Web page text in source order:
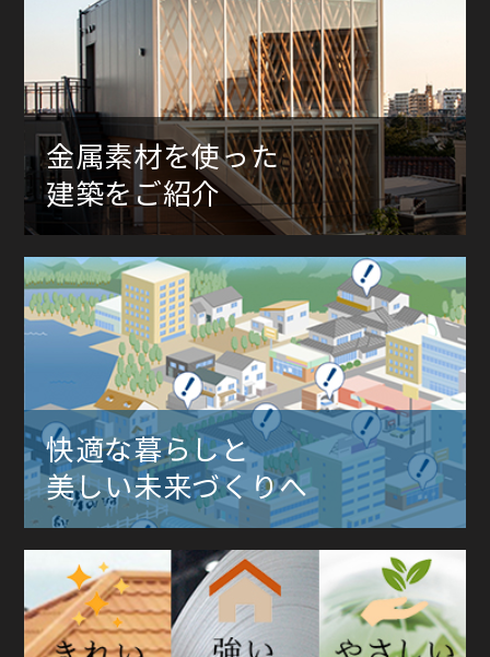
金属素材を使った
建築をご紹介
快適な暮らしと
美しい未来づくりへ